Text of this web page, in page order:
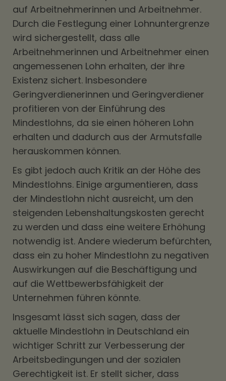
auf Arbeitnehmerinnen und Arbeitnehmer.
Durch die Festlegung einer Lohnuntergrenze
wird sichergestellt, dass alle
Arbeitnehmerinnen und Arbeitnehmer einen
angemessenen Lohn erhalten, der ihre
Existenz sichert. Insbesondere
Geringverdienerinnen und Geringverdiener
profitieren von der Einführung des
Mindestlohns, da sie einen höheren Lohn
erhalten und dadurch aus der Armutsfalle
herauskommen können.
Es gibt jedoch auch Kritik an der Höhe des
Mindestlohns. Einige argumentieren, dass
der Mindestlohn nicht ausreicht, um den
steigenden Lebenshaltungskosten gerecht
zu werden und dass eine weitere Erhöhung
notwendig ist. Andere wiederum befürchten,
dass ein zu hoher Mindestlohn zu negativen
Auswirkungen auf die Beschäftigung und
auf die Wettbewerbsfähigkeit der
Unternehmen führen könnte.
Insgesamt lässt sich sagen, dass der
aktuelle Mindestlohn in Deutschland ein
wichtiger Schritt zur Verbesserung der
Arbeitsbedingungen und der sozialen
Gerechtigkeit ist. Er stellt sicher, dass